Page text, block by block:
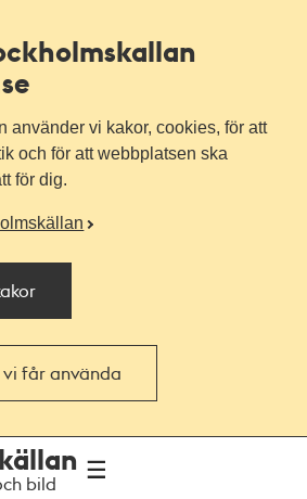
använder vi kakor, cookies, för att
och för att webbplatsen ska
för dig.
vi får använda
bild